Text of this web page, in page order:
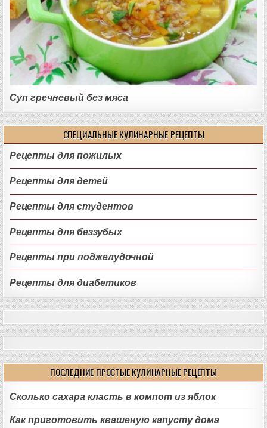
Суп гречневый без мяса
СПЕЦИАЛЬНЫЕ КУЛИНАРНЫЕ РЕЦЕПТЫ
Рецепты для пожилых
Рецепты для детей
Рецепты для студентов
Рецепты для беззубых
Рецепты при поджелудочной
Рецепты для диабетиков
ПОСЛЕДНИЕ ПРОСТЫЕ КУЛИНАРНЫЕ РЕЦЕПТЫ
Сколько сахара класть в компот из яблок
Как приготовить квашеную капусту дома